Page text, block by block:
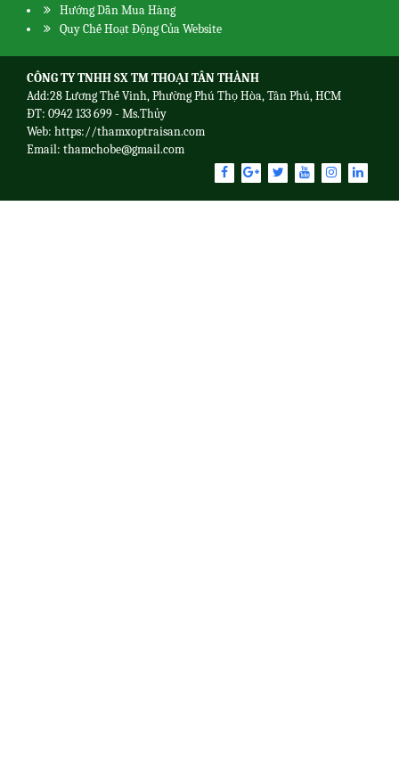
Hướng Dẫn Mua Hàng
Quy Chế Hoạt Động Của Website
CÔNG TY TNHH SX TM THOẠI TÂN THÀNH
Add:28 Lương Thế Vinh, Phường Phú Thọ Hòa, Tân Phú, HCM
ĐT: 0942 133 699 - Ms.Thủy
Web: https://thamxoptraisan.com
Email: thamchobe@gmail.com